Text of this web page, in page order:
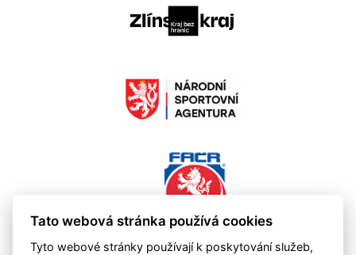
Tato webová stránka používá cookies
Tyto webové stránky používají k poskytování služeb,